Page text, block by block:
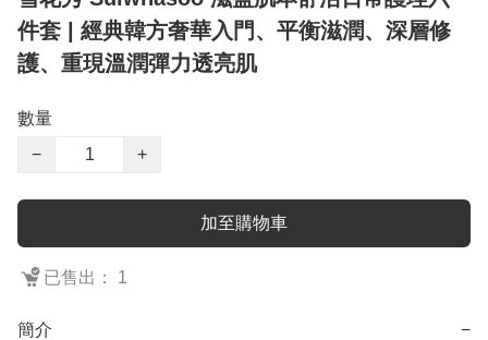
件套 | 經典韓方奢華入門、平衡滋潤、深層修
護、重現溫潤彈力透亮肌
數量
−
+
加至購物車
已售出： 1
簡介 −